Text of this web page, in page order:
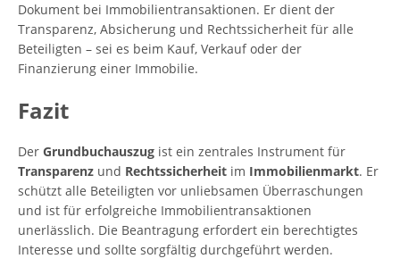
Dokument bei Immobilientransaktionen. Er dient der
Transparenz, Absicherung und Rechtssicherheit für alle
Beteiligten – sei es beim Kauf, Verkauf oder der
Finanzierung einer Immobilie.
Fazit
Der Grundbuchauszug ist ein zentrales Instrument für
Transparenz und Rechtssicherheit im Immobilienmarkt. Er
schützt alle Beteiligten vor unliebsamen Überraschungen
und ist für erfolgreiche Immobilientransaktionen
unerlässlich. Die Beantragung erfordert ein berechtigtes
Interesse und sollte sorgfältig durchgeführt werden.